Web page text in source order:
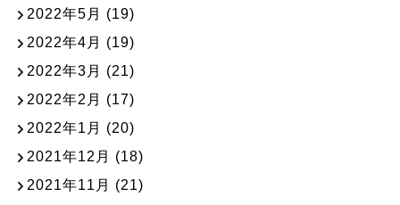
2022年5月 (19)
2022年4月 (19)
2022年3月 (21)
2022年2月 (17)
2022年1月 (20)
2021年12月 (18)
2021年11月 (21)